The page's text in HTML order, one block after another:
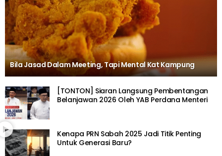
Bila Jasad Dalam Meeting, Tapi Mental Kat Kampung
[TONTON] Siaran Langsung Pembentangan
Belanjawan 2026 Oleh YAB Perdana Menteri
Kenapa PRN Sabah 2025 Jadi Titik Penting
Untuk Generasi Baru?